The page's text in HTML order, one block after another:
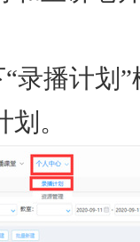
录播计划
。